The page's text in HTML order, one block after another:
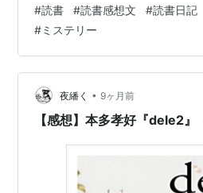
週の読書記録です！ 今週も引き
が・・・。とりあえずいってみま
プ 著者：今野敏テレビ報道局社
る主人公。素行に問題はあるが
するりと入っていける人柄、天性
ープをものにする。情報源であ
#読書 #読書感想文 #読書日記
#ミステリー
夜繙く • 9ヶ月前
【感想】本多孝好『dele2』